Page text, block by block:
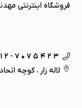
فروشگاه اینترنتی مهد
7075423
لاله زار ، کوچه